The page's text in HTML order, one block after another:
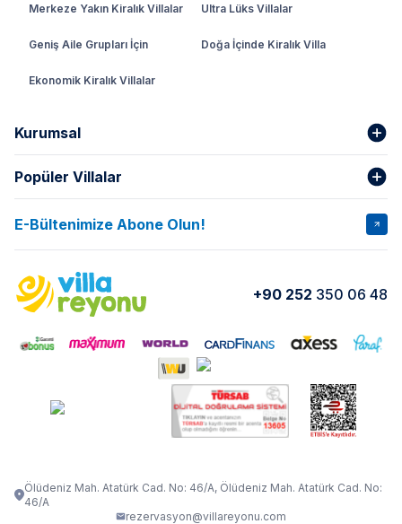
Merkeze Yakın Kiralık Villalar Ultra Lüks Villalar
Geniş Aile Grupları İçin Doğa İçinde Kiralık Villa
Ekonomik Kiralık Villalar
Kurumsal
Hakkımızda
İptal Şartları Banka Hesapları
Kurumsal Blog
Yorumlar Nasıl Kiralarım
Popüler Villalar
VİLLA SALKIM VİLLA SLAY 1
VİLLA OLENNA 1 VİLLA MERT
VILLA ADRIMA 1
VİLLA TİAMO VİLLA ZEYTİN DALI
VILLA ELMALI
E-Bültenimize Abone Olun!
+90 252 350 06 48
Ölüdeniz Mah. Atatürk Cad. No: 46/A, Ölüdeniz Mah. Atatürk Cad. No:
46/A
rezervasyon@villareyonu.com